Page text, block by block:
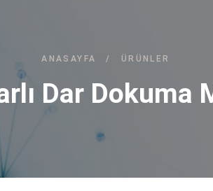
ANASAYFA / ÜRÜNLER
Dar Dokuma